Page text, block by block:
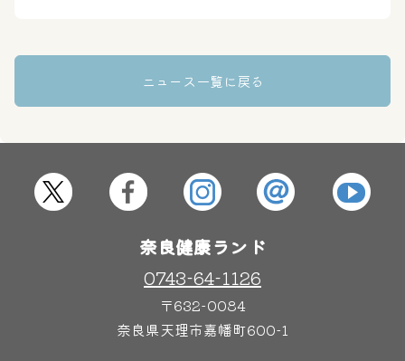
屋内レジャープール グルメ
奈良わんぱくランド
ニュース一覧に戻る
奈良健康ランド
0743-64-1126
〒632-0084
奈良県天理市嘉幡町600-1